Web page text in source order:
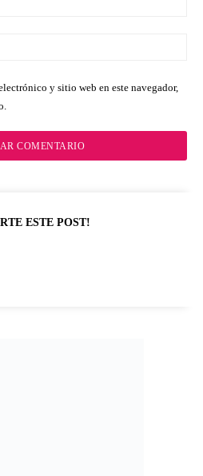
y sitio web en este navegador,
ESTE POST!